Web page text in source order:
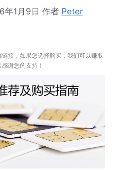
1月9日 作者 Peter
接，如果您选择购买，我们可以赚取
谢您的支持！